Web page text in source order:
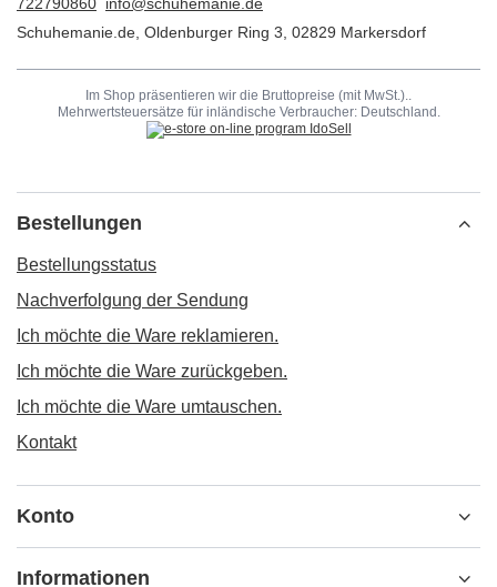
Schuhemanie.de Oldenburger Ring 3 02829 Markersdorf
Im Shop präsentieren wir die Bruttopreise (mit MwSt.)..
Mehrwertsteuersätze für inländische Verbraucher: Deutschland .
Bestellungen
Bestellungsstatus
Nachverfolgung der Sendung
Ich möchte die Ware reklamieren.
Ich möchte die Ware zurückgeben.
Ich möchte die Ware umtauschen.
Kontakt
Konto
Informationen